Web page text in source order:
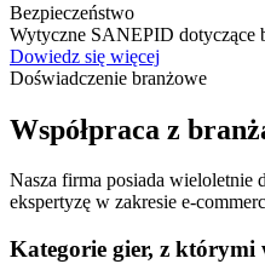
Bezpieczeństwo
Wytyczne SANEPID dotyczące
Dowiedz się więcej
Doświadczenie branżowe
Współpraca z
Nasza firma posiada wieloletnie
ekspertyzę w zakresie e-
Kategorie gier, z którymi